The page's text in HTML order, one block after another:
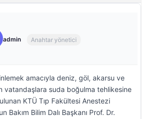
admin Anahtar yönetici
amacıyla deniz, göl, akarsu ve
vatandaşlara suda boğulma tehlikesine
KTÜ Tıp Fakültesi Anestezi
Bakım Bilim Dalı Başkanı Prof. Dr.